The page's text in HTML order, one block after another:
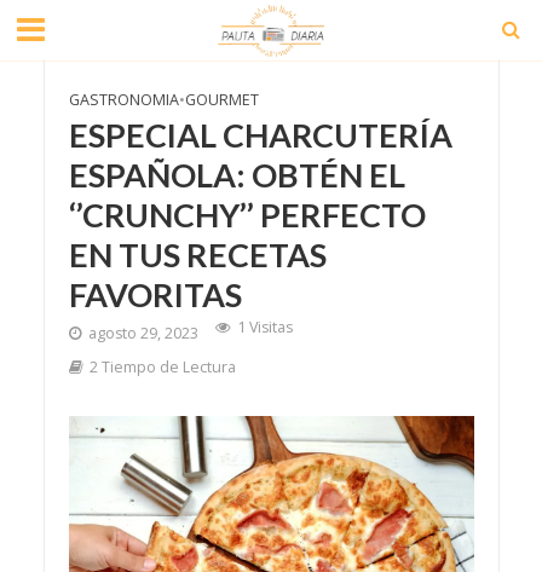
GASTRONOMIA•GOURMET
ESPECIAL CHARCUTERÍA
ESPAÑOLA: OBTÉN EL
‘’CRUNCHY’’ PERFECTO
EN TUS RECETAS
FAVORITAS
agosto 29, 2023
1 Visitas
2 Tiempo de Lectura